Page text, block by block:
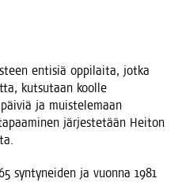
enti­siä oppi­lai­ta, jot­ka
kut­su­taan kool­le
ja muis­te­le­maan
jär­jes­te­tään Hei­ton
syn­ty­nei­den ja vuon­na 1981